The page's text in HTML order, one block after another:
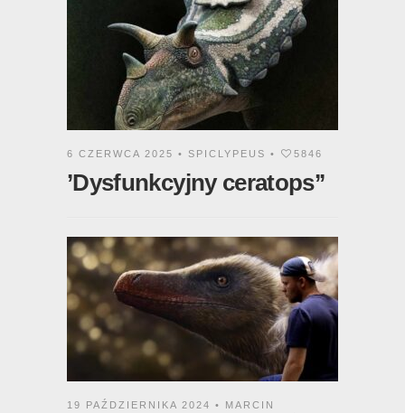
6 CZERWCA 2025 • SPICLYPEUS • 5846
’Dysfunkcyjny ceratops’’
19 PAŹDZIERNIKA 2024 • MARCIN